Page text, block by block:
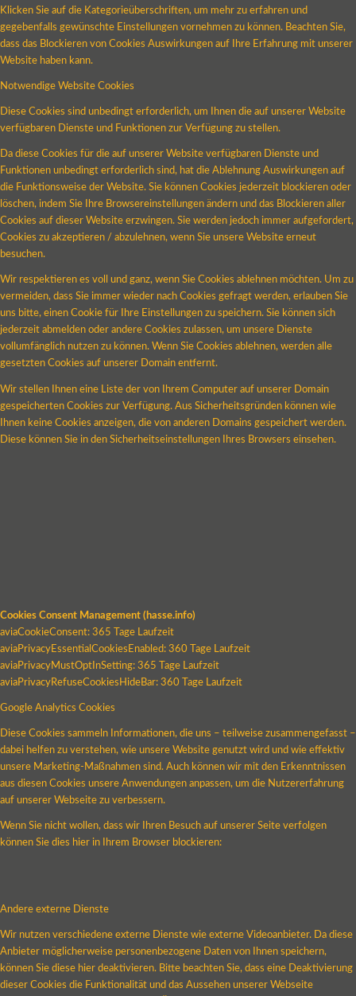
Klicken Sie auf die Kategorieüberschriften, um mehr zu erfahren und
gegebenfalls gewünschte Einstellungen vornehmen zu können. Beachten Sie,
dass das Blockieren von Cookies Auswirkungen auf Ihre Erfahrung mit unserer
Website haben kann.
Notwendige Website Cookies
Diese Cookies sind unbedingt erforderlich, um Ihnen die auf unserer Website
verfügbaren Dienste und Funktionen zur Verfügung zu stellen.
Da diese Cookies für die auf unserer Website verfügbaren Dienste und
Funktionen unbedingt erforderlich sind, hat die Ablehnung Auswirkungen auf
die Funktionsweise der Website. Sie können Cookies jederzeit blockieren oder
löschen, indem Sie Ihre Browsereinstellungen ändern und das Blockieren aller
Cookies auf dieser Website erzwingen. Sie werden jedoch immer aufgefordert,
Cookies zu akzeptieren / abzulehnen, wenn Sie unsere Website erneut
besuchen.
Wir respektieren es voll und ganz, wenn Sie Cookies ablehnen möchten. Um zu
vermeiden, dass Sie immer wieder nach Cookies gefragt werden, erlauben Sie
uns bitte, einen Cookie für Ihre Einstellungen zu speichern. Sie können sich
jederzeit abmelden oder andere Cookies zulassen, um unsere Dienste
vollumfänglich nutzen zu können. Wenn Sie Cookies ablehnen, werden alle
gesetzten Cookies auf unserer Domain entfernt.
Wir stellen Ihnen eine Liste der von Ihrem Computer auf unserer Domain
gespeicherten Cookies zur Verfügung. Aus Sicherheitsgründen können wie
Ihnen keine Cookies anzeigen, die von anderen Domains gespeichert werden.
Diese können Sie in den Sicherheitseinstellungen Ihres Browsers einsehen.
Cookies Consent Management (hasse.info)
aviaCookieConsent: 365 Tage Laufzeit
aviaPrivacyEssentialCookiesEnabled: 360 Tage Laufzeit
aviaPrivacyMustOptInSetting: 365 Tage Laufzeit
aviaPrivacyRefuseCookiesHideBar: 360 Tage Laufzeit
Google Analytics Cookies
Diese Cookies sammeln Informationen, die uns – teilweise zusammengefasst –
dabei helfen zu verstehen, wie unsere Website genutzt wird und wie effektiv
unsere Marketing-Maßnahmen sind. Auch können wir mit den Erkenntnissen
aus diesen Cookies unsere Anwendungen anpassen, um die Nutzererfahrung
auf unserer Webseite zu verbessern.
Wenn Sie nicht wollen, dass wir Ihren Besuch auf unserer Seite verfolgen
können Sie dies hier in Ihrem Browser blockieren:
Andere externe Dienste
Wir nutzen verschiedene externe Dienste wie externe Videoanbieter. Da diese
Anbieter möglicherweise personenbezogene Daten von Ihnen speichern,
können Sie diese hier deaktivieren. Bitte beachten Sie, dass eine Deaktivierung
dieser Cookies die Funktionalität und das Aussehen unserer Webseite